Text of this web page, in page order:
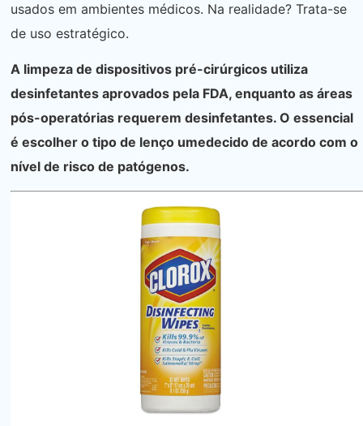
usados ​​em ambientes médicos. Na realidade? Trata-se
de uso estratégico.
A limpeza de dispositivos pré-cirúrgicos utiliza
desinfetantes aprovados pela FDA, enquanto as áreas
pós-operatórias requerem desinfetantes. O essencial
é escolher o tipo de lenço umedecido de acordo com o
nível de risco de patógenos.